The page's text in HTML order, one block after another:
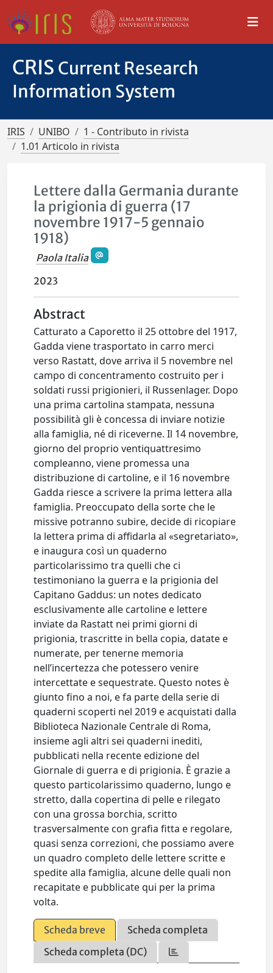
CRIS Current Research
Information System
IRIS UNIBO
1 - Contributo in rivista
1.01 Articolo in rivista
Lettere dalla Germania durante
la prigionia di guerra (17
novembre 1917-5 gennaio
1918)
Paola Italia
2023
Abstract
Catturato a Caporetto il 25 ottobre del 1917,
Gadda viene trasportato in carro merci
verso Rastatt, dove arriva il 5 novembre nel
campo di concentramento costruito per i
soldati russi prigionieri, il Russenlager. Dopo
una prima cartolina stampata, nessuna
possibilità gli è concessa di inviare notizie
alla famiglia, né di riceverne. Il 14 novembre,
giorno del proprio ventiquattresimo
compleanno, viene promessa una
distribuzione di cartoline, e il 16 novembre
Gadda riesce a scrivere la prima lettera alla
famiglia. Preoccupato della sorte che le
missive potranno subire, decide di ricopiare
la lettera prima di affidarla al «segretariato»,
e inaugura così un quaderno
particolarissimo tra quelli che ci
testimoniano la guerra e la prigionia del
Capitano Gaddus: un notes dedicato
esclusivamente alle cartoline e lettere
inviate da Rastatt nei primi giorni di
prigionia, trascritte in bella copia, datate e
numerate, per tenerne memoria
nell’incertezza che potessero venire
intercettate e sequestrate. Questo notes è
giunto fino a noi, e fa parte della serie di
quaderni scoperti nel 2019 e acquistati dalla
Biblioteca Nazionale Centrale di Roma,
insieme agli altri sei quaderni inediti,
pubblicati nella recente edizione del
Giornale di guerra e di prigionia. È grazie a
questo particolarissimo quaderno, lungo e
stretto, dalla copertina di pelle e rilegato
con una grossa borchia, scritto
trasversalmente con grafia fitta e regolare,
quasi senza correzioni, che possiamo avere
un quadro completo delle lettere scritte e
spedite alla famiglia, alcune delle quali non
recapitate e pubblicate qui per la prima
volta.
Scheda breve
Scheda completa
Scheda completa (DC)